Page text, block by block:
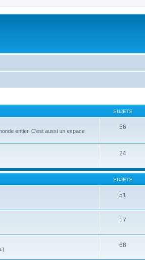
SUJETS
entier. C'est aussi un espace
56
24
SUJETS
51
17
68